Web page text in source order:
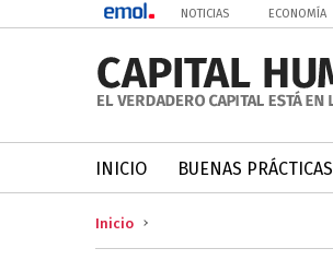
NOTICIAS ECONOMÍA
INICIO BUENAS PRÁCTICAS
Inicio